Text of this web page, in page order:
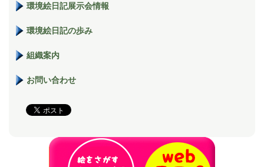
環境絵日記展示会情報
環境絵日記の歩み
組織案内
お問い合わせ